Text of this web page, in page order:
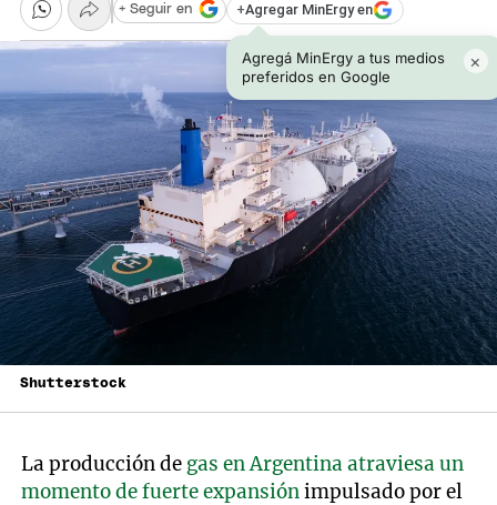
+Agregar MinErgy en
Agregá MinErgy a tus medios
preferidos en Google
×
+ Seguir en
Shutterstock
La producción de gas en Argentina atraviesa un
momento de fuerte expansiónimpulsado por el